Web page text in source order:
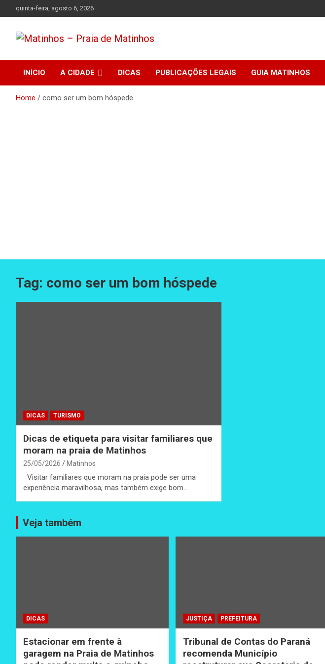
to
quinta-feira, agosto 6, 2026
Matinhos – Praia de
Matinhos
INÍCIO A CIDADE DICAS PUBLICAÇÕES LEGAIS GUIA MATINHOS
Home como ser um bom hóspede
Tag: como ser um bom hóspede
DICAS TURISMO
Dicas de etiqueta para visitar familiares que
moram na praia de Matinhos
25/05/2026 Matinhos
Visitar familiares que moram na praia pode ser uma
experiência maravilhosa, mas também exige bom…
Veja também
DICAS
Estacionar em frente à
garagem na Praia de Matinhos
JUSTIÇA PREFEITURA
Tribunal de Contas do Paraná
recomenda Município